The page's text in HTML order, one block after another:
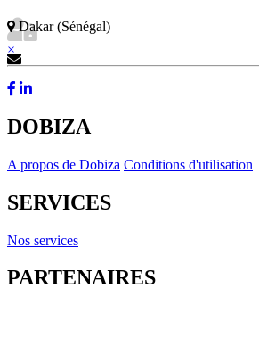
×
Dakar (Sénégal)
DOBIZA
A propos de Dobiza Conditions d'utilisation
SERVICES
Nos services
PARTENAIRES